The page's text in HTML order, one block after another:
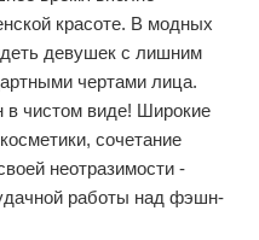
красоте. В модных
девушек с лишним
чертами лица.
чистом виде! Широкие
сочетание
неотразимости -
работы над фэшн-